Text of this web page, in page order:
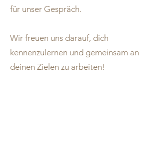
für unser Gespräch.
Wir freuen uns darauf, dich
kennenzulernen und gemeinsam an
deinen Zielen zu arbeiten!